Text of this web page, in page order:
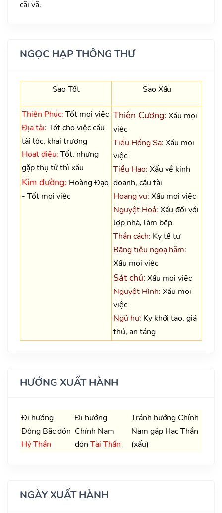
cãi vã.
NGỌC HẠP THÔNG THƯ
Sao Tốt Sao Xấu
Thiên Phúc: Tốt mọi việc
Địa tài: Tốt cho việc cầu
tài lộc, khai trương
Hoạt điệu: Tốt, nhưng
gặp thụ tử thì xấu
Kim đường: Hoàng Đạo
- Tốt mọi việc
Thiên Cương: Xấu mọi
việc
Tiểu Hồng Sa: Xấu mọi
việc
Tiểu Hao: Xấu về kinh
doanh, cầu tài
Hoang vu: Xấu mọi việc
Nguyệt Hoả: Xấu đối với
lợp nhà, làm bếp
Thần cách: Kỵ tế tự
Băng tiêu ngoạ hãm:
Xấu mọi việc
Sát chủ: Xấu mọi việc
Nguyệt Hình: Xấu mọi
việc
Ngũ hư: Kỵ khởi tạo, giá
thú, an táng
HƯỚNG XUẤT HÀNH
Đi hướng
Đông Bắc đón
Hỷ Thần
Đi hướng
Chính Nam
đón Tài Thần
Tránh hướng Chính
Nam gặp Hạc Thần
(xấu)
NGÀY XUẤT HÀNH